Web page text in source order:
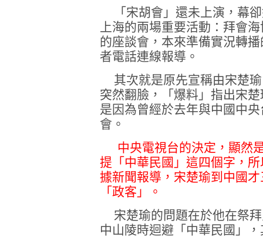
「宋胡會」還未上演，幕
上海的兩場重要活動：拜會
的座談會，本來準備實況轉
者電話連線報導。
其次就是原先宣稱由宋楚
突然翻臉，「爆料」指出宋
是因為曾經於去年與中國中
會。
中央電視台的決定，顯然
提「中華民國」這四個字，
據新聞報導，宋楚瑜到中國
「政客」。
宋楚瑜的問題在於他在祭
中山陵時迴避「中華民國」